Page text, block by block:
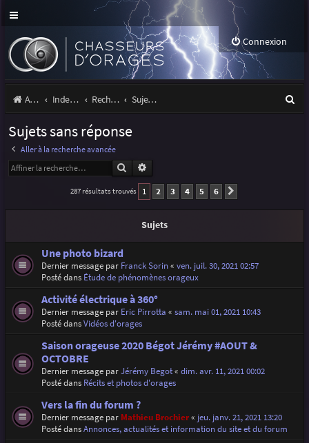
Connexion
Accueil Index du forum Rechercher Sujets sans réponse
h
Sujets sans réponse
Aller à la recherche avancée
Rechercher
287 résultats trouvés 1 2 3 4 5 6
Sujets
Une photo bizard
Dernier message par Franck Sorin« ven. juil. 30, 2021 02:57
Posté dans Étude de phénomènes orageux
Activité électrique à 360°
Dernier message par Eric Pirrotta « sam. mai 01, 2021 10:43
Posté dansVidéos d'orages
Saison orageuse 2020 Bégot Jérémy #AOUT &
OCTOBRE
Dernier message parJérémy Begot« dim. avr. 11, 2021 00:02
Posté dans Récits et photos d'orages
Vers la fin du forum ?
Dernier message par Mathieu Brochier« jeu. janv. 21, 2021 13:20
Posté dansAnnonces, actualités et information du site et du forum